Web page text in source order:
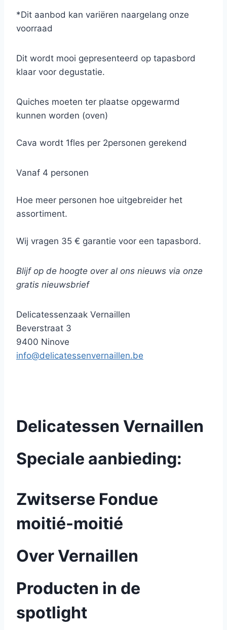
(olijven/ansjovis), manchego, chorizo, lomo,
gemarineerde scampi, gevulde peppadew,
gemarineerde zalmblokjes, inktvis, crackers
met tapenade en evt enkele quiches…
*Dit aanbod kan variëren naargelang onze
voorraad
Dit wordt mooi gepresenteerd op tapasbord
klaar voor degustatie.
Quiches moeten ter plaatse opgewarmd
kunnen worden (oven)
Cava wordt 1fles per 2personen gerekend
Vanaf 4 personen
Hoe meer personen hoe uitgebreider het
assortiment.
Wij vragen 35 € garantie voor een tapasbord.
Blijf op de hoogte over al ons nieuws via onze
gratis nieuwsbrief
Delicatessenzaak Vernaillen
Beverstraat 3
9400 Ninove
info@delicatessenvernaillen.be
Delicatessen Vernaillen
Speciale aanbieding:
Zwitserse Fondue
moitié-moitié
Over Vernaillen
Producten in de
spotlight